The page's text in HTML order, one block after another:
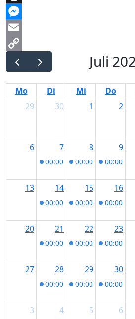
Threads
Messenger
Email
Copy
Link
Juli
Mo Di Mi Do
29
30 1 2
6 7
00:00 Vom Allgäu an die
8
00:00 Vom
9
00:00
13 14
00:00 Vom Allgäu an die
15
00:00 Vom
16
00:00
20 21
00:00 Vom Allgäu an die
22
00:00 Vom
23
00:00
27 28
00:00 Vom Allgäu an die
29
00:00 Vom
30
00:00
3 4 5 6